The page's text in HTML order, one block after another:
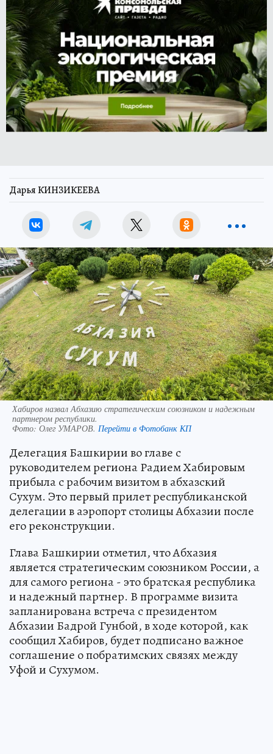
Дарья КИНЗИКЕЕВА
Хабиров назвал Абхазию стратегическим союзником и надежным
партнером республики.
Фото: Олег УМАРОВ. Перейти в Фотобанк КП
Делегация Башкирии во главе с
руководителем региона Радием Хабировым
прибыла с рабочим визитом в абхазский
Сухум. Это первый прилет республиканской
делегации в аэропорт столицы Абхазии после
его реконструкции.
Глава Башкирии отметил, что Абхазия
является стратегическим союзником России, а
для самого региона - это братская республика
и надежный партнер. В программе визита
запланирована встреча с президентом
Абхазии Бадрой Гунбой, в ходе которой, как
сообщил Хабиров, будет подписано важное
соглашение о побратимских связях между
Уфой и Сухумом.